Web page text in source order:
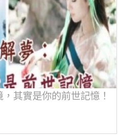
其實是你的前世記憶！